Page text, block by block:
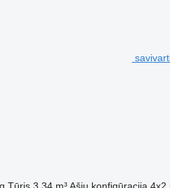
Tūris 3,34 m³ Ašių konfigūracija 4x2